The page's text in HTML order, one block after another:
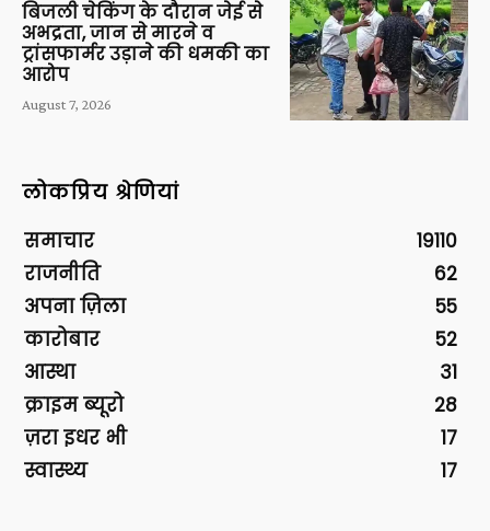
बिजली चेकिंग के दौरान जेई से
अभद्रता, जान से मारने व
ट्रांसफार्मर उड़ाने की धमकी का
आरोप
August 7, 2026
लोकप्रिय श्रेणियां
समाचार
19110
राजनीति
62
अपना ज़िला
55
कारोबार
52
आस्था
31
क्राइम ब्यूरो
28
ज़रा इधर भी
17
स्वास्थ्य
17